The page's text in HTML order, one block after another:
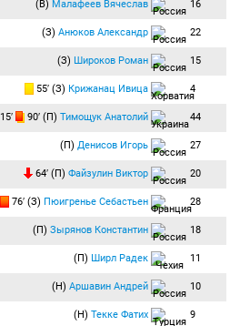
(В) Малафеев Вячеслав 16
(З) Анюков Александр 22
(З) Широков Роман 15
55′ (З) Крижанац Ивица 4
15′ 90′ (П) Тимощук Анатолий 44
(П) Денисов Игорь 27
64′ (П) Файзулин Виктор 20
76′ (З) Пюигренье Себастьен 28
(П) Зырянов Константин 18
(П) Ширл Радек 11
(Н) Аршавин Андрей 10
(Н) Текке Фатих 9